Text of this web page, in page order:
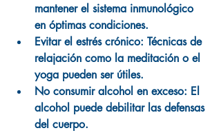
mantener el sistema inmunológico
en óptimas condiciones.
Evitar el estrés crónico: Técnicas de
relajación como la meditación o el
yoga pueden ser útiles.
No consumir alcohol en exceso: El
alcohol puede debilitar las defensas
del cuerpo.